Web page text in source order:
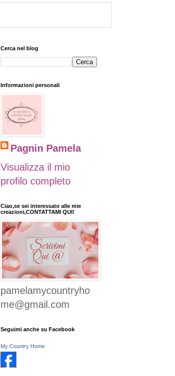
Cerca nel blog
Informazioni personali
Pagnin Pamela
Visualizza il mio
profilo completo
Ciao,se sei interessato alle mie
creazioni,CONTATTAMI QUI!
pamelamycountryho
me@gmail.com
Seguimi anche su Facebook
My Country Home